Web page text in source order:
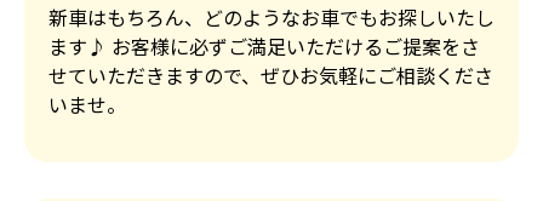
新車はもちろん、どのようなお車でもお探しいたし
ます♪ お客様に必ずご満足いただけるご提案をさ
せていただきますので、ぜひお気軽にご相談くださ
いませ。